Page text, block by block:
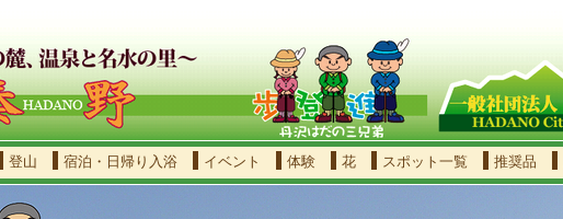
登山 宿泊・日帰り入浴 イベント 体験 花 スポット一覧 推奨品